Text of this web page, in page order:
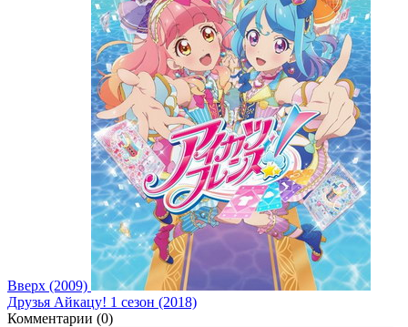
Вверх (2009)
Друзья Айкацу! 1 сезон (2018)
Комментарии (0)